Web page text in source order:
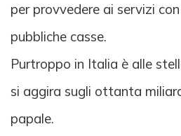
per provvedere ai servizi
pubbliche casse.
Purtroppo in Italia è alle
si aggira sugli ottanta
papale.